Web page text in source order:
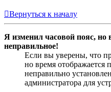
Вернуться к началу
Я изменил часовой пояс, но
неправильное!
Если вы уверены, что
но время отображается
неправильно
администратора для